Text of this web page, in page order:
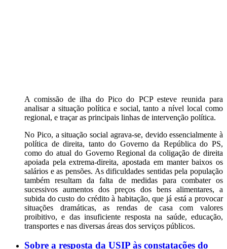
A comissão de ilha do Pico do PCP esteve reunida para
analisar a situação política e social, tanto a nível local como
regional, e traçar as principais linhas de intervenção política.
No Pico, a situação social agrava-se, devido essencialmente à
política de direita, tanto do Governo da República do PS,
como do atual do Governo Regional da coligação de direita
apoiada pela extrema-direita, apostada em manter baixos os
salários e as pensões. As dificuldades sentidas pela população
também resultam da falta de medidas para combater os
sucessivos aumentos dos preços dos bens alimentares, a
subida do custo do crédito à habitação, que já está a provocar
situações dramáticas, as rendas de casa com valores
proibitivo, e das insuficiente resposta na saúde, educação,
transportes e nas diversas áreas dos serviços públicos.
Sobre a resposta da USIP às constatações do